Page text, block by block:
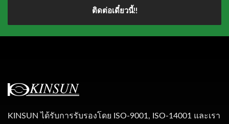
ติดต่อเดี๋ยวนี้!!
KINSUN ได้รับการรับรองโดย ISO-9001, ISO-14001 และเรา